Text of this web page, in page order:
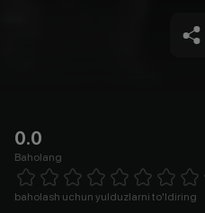
0.0
Baholang
1 Star 2 Stars 3 Stars 4 Stars5 Stars 6 Stars7 Stars8 Stars
baholash uchun yulduzlarni to'ldiring